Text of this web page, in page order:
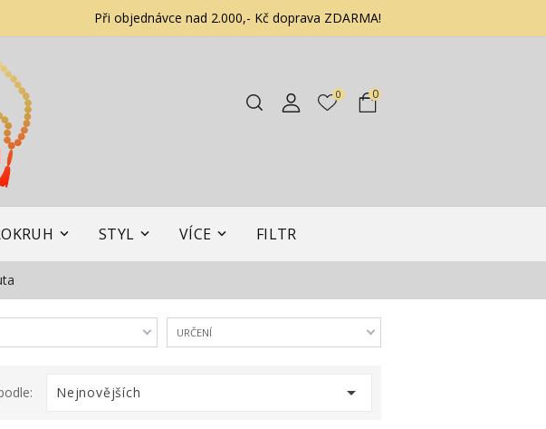
Při objednávce nad 2.000,- Kč doprava ZDARMA!
0
0
STYL VÍCE FILTR
URČENÍ
Nejnovějších 